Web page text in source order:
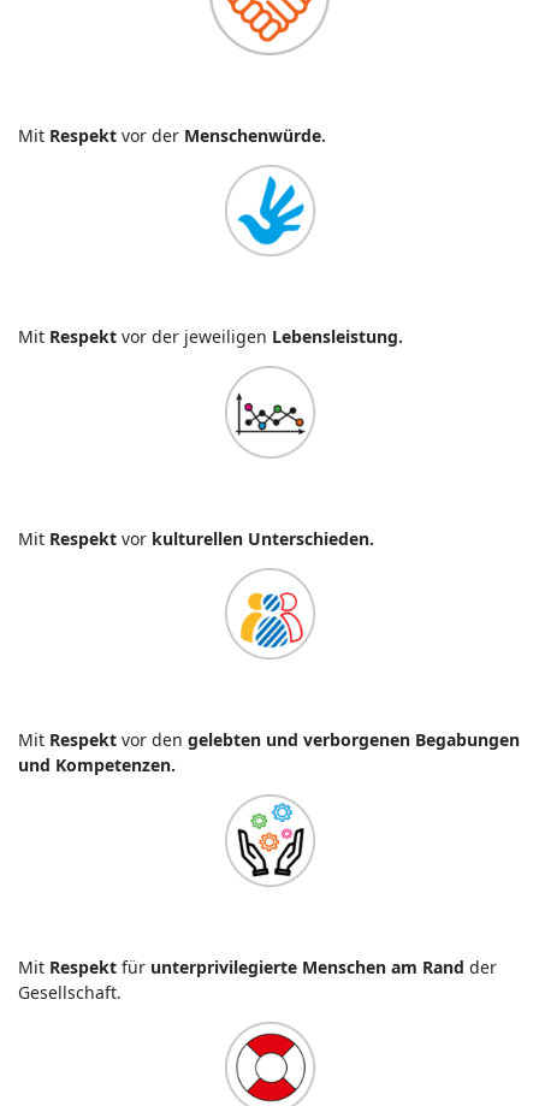
Mit Respekt vor der Menschenwürde.
Mit Respekt vor der jeweiligen Lebensleistung.
Mit Respekt vor kulturellen Unterschieden.
Mit Respekt vor den gelebten und verborgenen Begabungen
und Kompetenzen.
Mit Respekt für unterprivilegierte Menschen am Rand der
Gesellschaft.